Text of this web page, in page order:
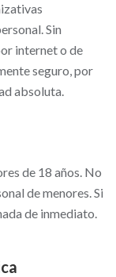
Sin
internet o de
seguro, por
absoluta.
de 18 años. No
de menores. Si
de inmediato.